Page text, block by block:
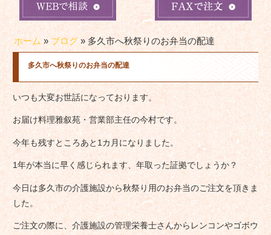
ホーム» ブログ» 多久市へ秋祭りのお弁当の配達
多久市へ秋祭りのお弁当の配達
いつも大変お世話になっております。
お届け料理雅叙苑・営業部主任の今村です。
今年も残すところあと1カ月になりました。
1年が本当に早く感じられます、年取った証拠でしょうか？
今日は多久市の介護施設から秋祭り用のお弁当のご注文を頂きま
した。
ご注文の際に、介護施設の管理栄養士さんからレンコンやゴボウ